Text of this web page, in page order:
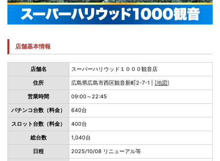
店舗基本情報
店舗名 スーパーハリウッド１０００観音店
住所 広島県広島市西区観音新町2-7-1 | [地図]
営業時間 09:00～22:45
パチンコ台数（料金） 640台
スロット台数（料金） 400台
総台数 1,040台
日程 2025/10/08 リニューアル等